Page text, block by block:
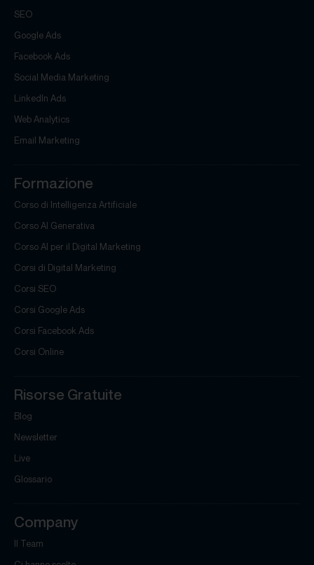
SEO
Google Ads
Facebook Ads
Social Media Marketing
LinkedIn Ads
Web Analytics
Email Marketing
Formazione
Corso di Intelligenza Artificiale
Corso AI Generativa
Corso AI per il Digital Marketing
Corsi di Digital Marketing
Corsi SEO
Corsi Google Ads
Corsi Facebook Ads
Corsi Online
Risorse Gratuite
Blog
Newsletter
Live
Glossario
Company
Il Team